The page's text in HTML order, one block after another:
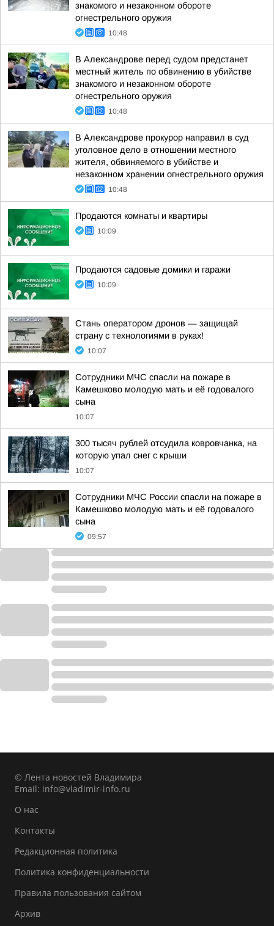
знакомого и незаконном обороте
огнестрельного оружия
10:48
В Александрове перед судом предстанет
местный житель по обвинению в убийстве
знакомого и незаконном обороте
огнестрельного оружия
10:48
В Александрове прокурор направил в суд
уголовное дело в отношении местного
жителя, обвиняемого в убийстве и
незаконном хранении огнестрельного оружия
10:48
Продаются комнаты и квартиры
10:09
Продаются садовые домики и гаражи
10:09
Стань оператором дронов — защищай
страну с технологиями в руках!
10:07
Сотрудники МЧС спасли на пожаре в
Камешково молодую мать и её годовалого
сына
10:07
300 тысяч рублей отсудила ковровчанка, на
которую упал снег с крыши
10:07
Сотрудники МЧС России спасли на пожаре в
Камешково молодую мать и её годовалого
сына
09:57
© Лента новостей Владимира
Email: info@vladimir-info.ru
О нас
Контакты
Редакционная политика
Политика конфиденциальности
Правила пользования сайтом
Архив